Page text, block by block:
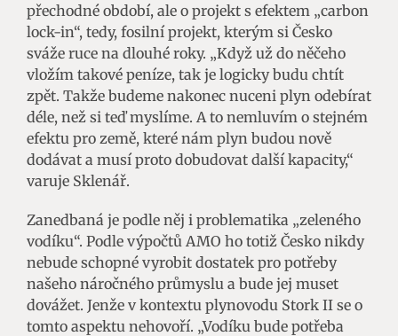
přechodné období, ale o projekt s efektem „carbon
lock-in“, tedy, fosilní projekt, kterým si Česko
sváže ruce na dlouhé roky. „Když už do něčeho
vložím takové peníze, tak je logicky budu chtít
zpět. Takže budeme nakonec nuceni plyn odebírat
déle, než si teď myslíme. A to nemluvím o stejném
efektu pro země, které nám plyn budou nově
dodávat a musí proto dobudovat další kapacity,“
varuje Sklenář.
Zanedbaná je podle něj i problematika „zeleného
vodíku“. Podle výpočtů AMO ho totiž Česko nikdy
nebude schopné vyrobit dostatek pro potřeby
našeho náročného průmyslu a bude jej muset
dovážet. Jenže v kontextu plynovodu Stork II se o
tomto aspektu nehovoří. „Vodíku bude potřeba